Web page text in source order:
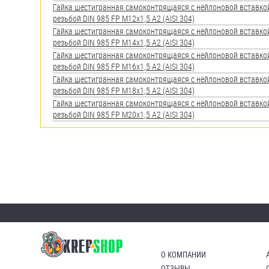
Пробки
Саморезы и шурупы
Стопорные кольца
Такелаж
Штифты и пальцы
Гайка шестигранная самоконтрящаяся с нейлоновой
резьбой DIN 985 FP М12х1,5 А2 (AISI 304)
Гайка шестигранная самоконтрящаяся с нейлоновой
резьбой DIN 985 FP М14х1,5 А2 (AISI 304)
Гайка шестигранная самоконтрящаяся с нейлоновой
резьбой DIN 985 FP М16х1,5 А2 (AISI 304)
Гайка шестигранная самоконтрящаяся с нейлоновой
резьбой DIN 985 FP M18х1,5 А2 (AISI 304)
Гайка шестигранная самоконтрящаяся с нейлоновой
резьбой DIN 985 FP M20х1,5 А2 (AISI 304)
О КОМПАНИИ